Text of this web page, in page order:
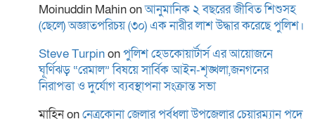
বিদ্যুৎস্পৃষ্টে প্রাণ গেল দুই
কিশোরের
রোটারী ক্লাব অব কুমিল্লা রয়েলের
Moinuddin Mahinonআনুমানিক ২ বছরের জীবিত শিশুসহ
(ছেলে) অজ্ঞাতপরিচয় (৩০) এক নারীর লাশ উদ্ধার করেছে পুলিশ।
Steve Turpinonপুলিশ হেডকোয়ার্টার্স এর আয়োজনে
ঘূর্ণিঝড় “রেমাল” বিষয়ে সার্বিক আইন-শৃঙ্খলা,জনগনের
নিরাপত্তা ও দুর্যোগ ব্যবস্থাপনা সংক্রান্ত সভা
মাহিনonনেত্রকোনা জেলার পূর্বধলা উপজেলার চেয়ারম্যান পদে